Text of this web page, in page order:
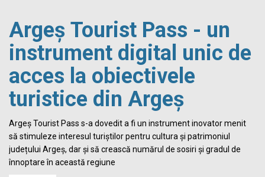
Argeș Tourist Pass - un
instrument digital unic de
acces la obiectivele
turistice din Argeș
Argeș Tourist Pass s-a dovedit a fi un instrument inovator menit
să stimuleze interesul turiștilor pentru cultura și patrimoniul
județului Argeș, dar și să crească numărul de sosiri și gradul de
înnoptare în această regiune